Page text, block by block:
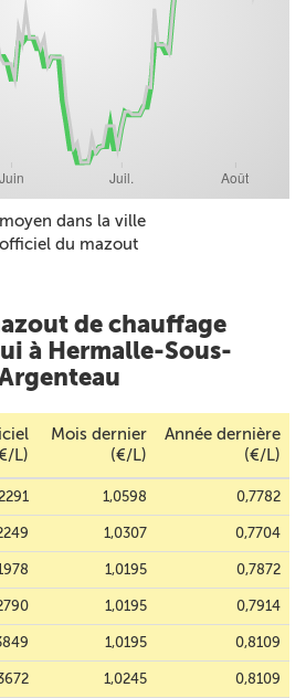
dans la ville
du mazout
de chauffage
à Hermalle-Sous-
L)
Mois dernier
(€/L)
Année dernière
(€/L)
1,0598 0,7782
1,0307 0,7704
1,0195 0,7872
1,0195 0,7914
1,0195 0,8109
1,0245 0,8109